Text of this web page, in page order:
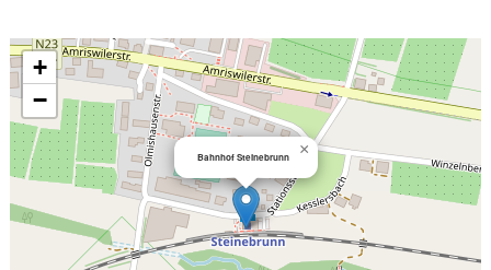
Bahnhof Steinebrunn ×
+
−